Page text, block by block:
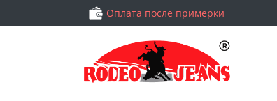
Оплата после примерки